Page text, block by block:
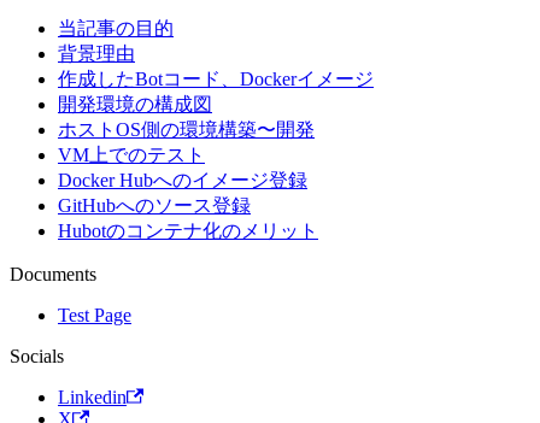
当記事の目的
背景理由
作成したBotコード、Dockerイメージ
開発環境の構成図
ホストOS側の環境構築〜開発
VM上でのテスト
Docker Hubへのイメージ登録
GitHubへのソース登録
Hubotのコンテナ化のメリット
Documents
Test Page
Socials
Linkedin